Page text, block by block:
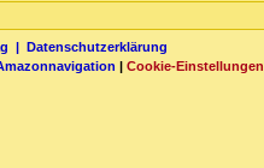
| Datenschutzerklärung
| Cookie-Einstellungen